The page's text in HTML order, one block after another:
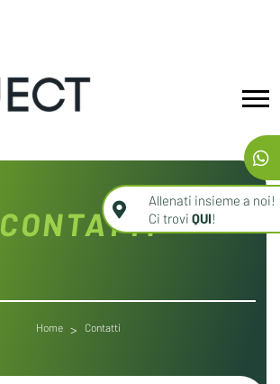
Allenati insieme a noi!
Ci trovi QUI!
CONTATTI
Home Contatti